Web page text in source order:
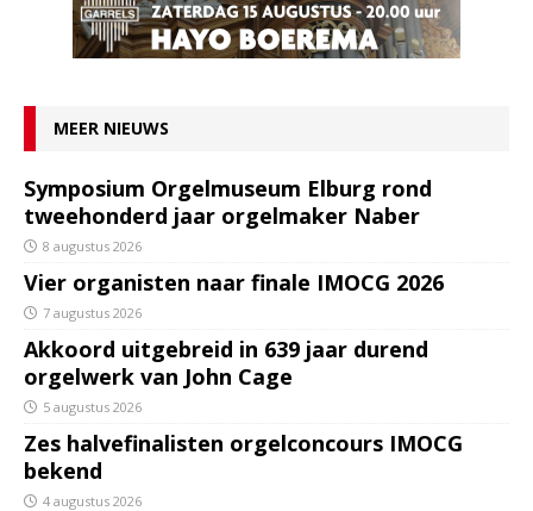
MEER NIEUWS
Symposium Orgelmuseum Elburg rond
tweehonderd jaar orgelmaker Naber
8 augustus 2026
Vier organisten naar finale IMOCG 2026
7 augustus 2026
Akkoord uitgebreid in 639 jaar durend
orgelwerk van John Cage
5 augustus 2026
Zes halvefinalisten orgelconcours IMOCG
bekend
4 augustus 2026